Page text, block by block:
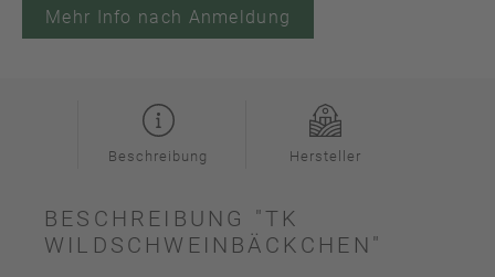
Mehr Info nach Anmeldung
Beschreibung Hersteller
BESCHREIBUNG "TK
WILDSCHWEINBÄCKCHEN"